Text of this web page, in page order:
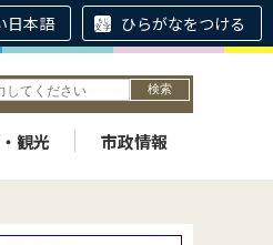
日本語 ひらがなをつける
観光 市政情報